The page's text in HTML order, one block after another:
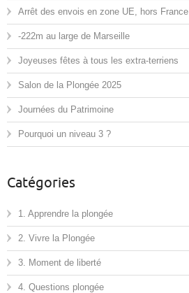
Arrêt des envois en zone UE, hors France
-222m au large de Marseille
Joyeuses fêtes à tous les extra-terriens
Salon de la Plongée 2025
Journées du Patrimoine
Pourquoi un niveau 3 ?
Catégories
1. Apprendre la plongée
2. Vivre la Plongée
3. Moment de liberté
4. Questions plongée